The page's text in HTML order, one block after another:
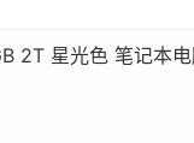
2T 星光色 笔记本